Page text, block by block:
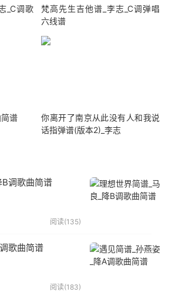
_C调歌
梵高先生吉他谱_李志_C调弹唱
六线谱
谱
你离开了南京从此没有人和我说
话指弹谱(版本2)_李志
B调歌曲简谱
阅读(135)
歌曲简谱
阅读(183)